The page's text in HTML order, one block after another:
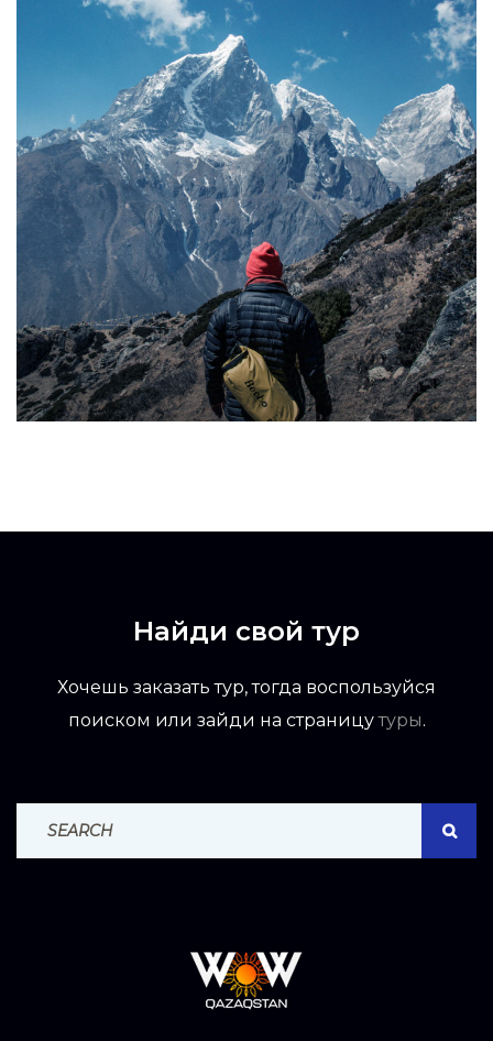
Найди свой тур
Хочешь заказать тур, тогда воспользуйся
поиском или зайди на страницутуры.